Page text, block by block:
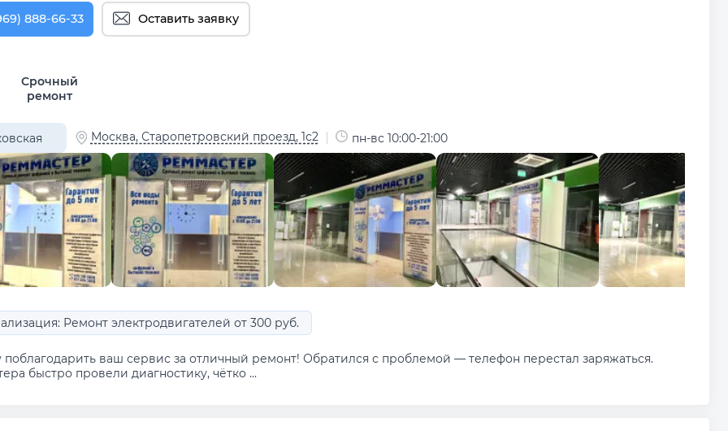
888-66-33 Оставить заявку
Срочный
ремонт
Москва, Старопетровский проезд, 1с2 пн-вс 10:00-21:00
Ремонт электродвигателей от 300 руб.
поблагодарить ваш сервис за отличный ремонт! Обратился с проблемой — телефон перестал заряжаться.
быстро провели диагностику, чётко ...